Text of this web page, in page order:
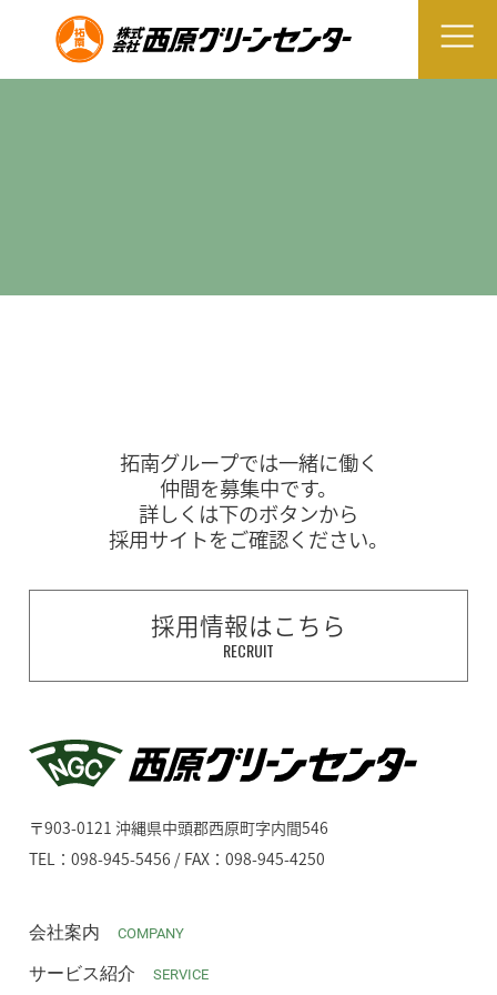
拓南グループでは一緒に働く
仲間を募集中です。
詳しくは下のボタンから
採用サイトをご確認ください。
採用情報はこちら
RECRUIT
〒903-0121 沖縄県中頭郡西原町字内間546
TEL：098-945-5456 / FAX：098-945-4250
会社案内 COMPANY
サービス紹介 SERVICE